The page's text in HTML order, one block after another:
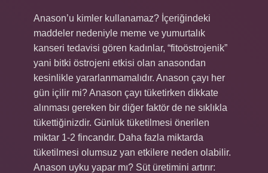
Anason’u kimler kullanamaz? İçeriğindeki
maddeler nedeniyle meme ve yumurtalık
kanseri tedavisi gören kadınlar, “fitoöstrojenik”
yani bitki östrojeni etkisi olan anasondan
kesinlikle yararlanmamalıdır. Anason çayı her
gün içilir mi? Anason çayı tüketirken dikkate
alınması gereken bir diğer faktör de ne sıklıkla
tükettiğinizdir. Günlük tüketilmesi önerilen
miktar 1-2 fincandır. Daha fazla miktarda
tüketilmesi olumsuz yan etkilere neden olabilir.
Anason uyku yapar mı? Süt üretimini artırır: